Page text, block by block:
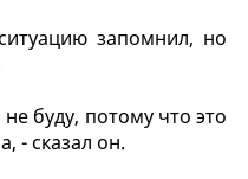
запомнил, но
буду, потому что это
- сказал он.